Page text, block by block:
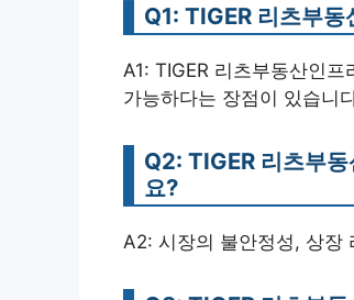
Q1: TIGER 리츠부
A1: TIGER 리츠부동산인
가능하다는 장점이 있습니
Q2: TIGER 리츠부
요?
A2: 시장의 불안정성, 상장